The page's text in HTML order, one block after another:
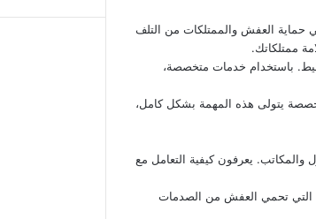
حماية العفش والممتلكات من التلف
ممتلكاتك.
باستخدام خدمات متخصصة،
يتولى هذه المهمة بشكل كامل،
يعرفون كيفية التعامل مع
التي تحمي العفش من الصدمات